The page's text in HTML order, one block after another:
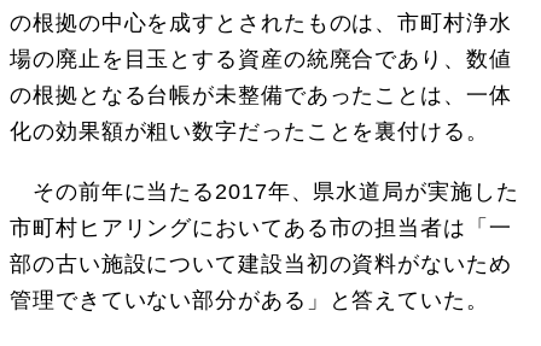
の根拠の中心を成すとされたものは、市町村浄水
場の廃止を目玉とする資産の統廃合であり、数値
の根拠となる台帳が未整備であったことは、一体
化の効果額が粗い数字だったことを裏付ける。
その前年に当たる2017年、県水道局が実施した
市町村ヒアリングにおいてある市の担当者は「一
部の古い施設について建設当初の資料がないため
管理できていない部分がある」と答えていた。